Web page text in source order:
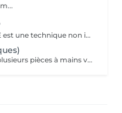
La Cryo à aspiration ou VENTOUSE est une technique non invasive visant à se débarrasser d'un bourrelet disgracieux qui ne part pas avec des séances de sport ou un régime draconien. Une accumulation de tissu gras à un endroit de votre corps et qui vous gène.
Méthode de remodelage localisé: plusieurs pièces à mains vont traiter une zone localisée pour détruire les graisses et raffermir la zone, et renforcer profondément les muscles.